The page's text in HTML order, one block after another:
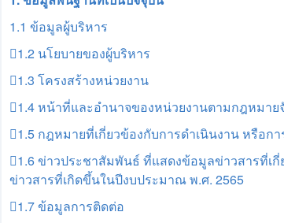
1.1 ข้อมูลผู้บริหาร
1.2 นโยบายของผู้บริหาร
1.3 โครงสร้างหน่วยงาน
1.4 หน้าที่และอำนาจของหน่วยงานตามกฎหมา
1.5 กฎหมายที่เกี่ยวข้องกับการดำเนินงาน หรือก
1.6 ข่าวประชาสัมพันธ์ ที่แสดงข้อมูลข่าวสารที่เ
ข่าวสารที่เกิดขึ้นในปีงบประมาณ พ.ศ. 2565
1.7 ข้อมูลการติดต่อ